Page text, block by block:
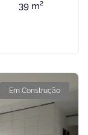
39 m²
Em Construção